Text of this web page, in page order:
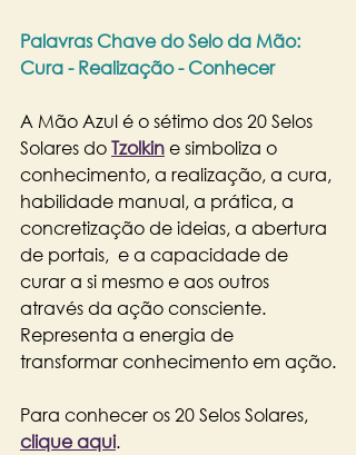
Palavras Chave do Selo da Mão:
Cura - Realização - Conhecer
A Mão Azul é o sétimo dos 20 Selos
Solares doTzolkin e simboliza o
conhecimento, a realização, a cura,
habilidade manual, a prática, a
concretização de ideias, a abertura
de portais,  e a capacidade de
curar a si mesmo e aos outros
através da ação consciente.
Representa a energia de
transformar conhecimento em ação.
Para conhecer os 20 Selos Solares,
clique aqui.